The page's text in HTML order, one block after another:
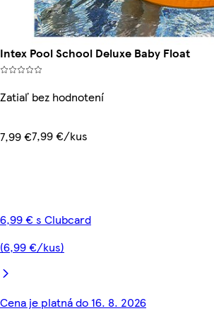
Intex Pool School Deluxe Baby Float
Zatiaľ bez hodnotení
7,99 €7,99 €/kus
6,99 € s Clubcard
(6,99 €/kus)
Cena je platná do 16. 8. 2026